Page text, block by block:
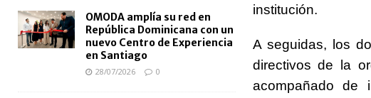
institución.
A seguidas, los
directivos de la
acompañado de
OMODA amplía su red en
República Dominicana con un
nuevo Centro de Experiencia
en Santiago
28/07/2026 0